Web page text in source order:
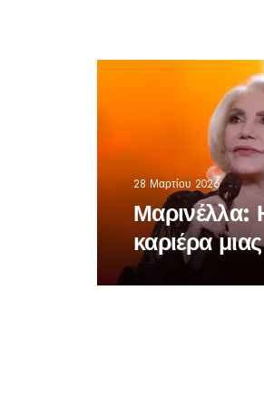
28 Μαρτίου 2026
Μαρινέλλα:
καριέρα